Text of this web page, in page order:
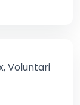
Voluntari